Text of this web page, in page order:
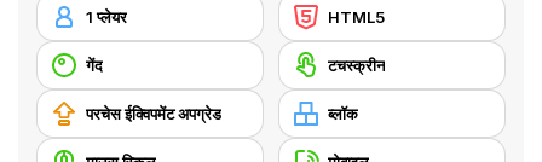
1 प्लेयर HTML5
गेंद टचस्क्रीन
परचेस ईक्विपमेंट अपग्रेड ब्लॉक